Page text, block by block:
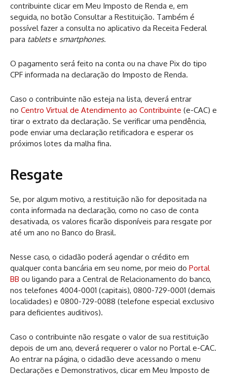
contribuinte clicar em Meu Imposto de Renda e, em
seguida, no botão Consultar a Restituição. Também é
possível fazer a consulta no aplicativo da Receita Federal
para tabletse smartphones.
O pagamento será feito na conta ou na chave Pix do tipo
CPF informada na declaração do Imposto de Renda.
Caso o contribuinte não esteja na lista, deverá entrar
no Centro Virtual de Atendimento ao Contribuinte (e-CAC) e
tirar o extrato da declaração. Se verificar uma pendência,
pode enviar uma declaração retificadora e esperar os
próximos lotes da malha fina.
Resgate
Se, por algum motivo, a restituição não for depositada na
conta informada na declaração, como no caso de conta
desativada, os valores ficarão disponíveis para resgate por
até um ano no Banco do Brasil.
Nesse caso, o cidadão poderá agendar o crédito em
qualquer conta bancária em seu nome, por meio do Portal
BB ou ligando para a Central de Relacionamento do banco,
nos telefones 4004-0001 (capitais), 0800-729-0001 (demais
localidades) e 0800-729-0088 (telefone especial exclusivo
para deficientes auditivos).
Caso o contribuinte não resgate o valor de sua restituição
depois de um ano, deverá requerer o valor no Portal e-CAC.
Ao entrar na página, o cidadão deve acessando o menu
Declarações e Demonstrativos, clicar em Meu Imposto de